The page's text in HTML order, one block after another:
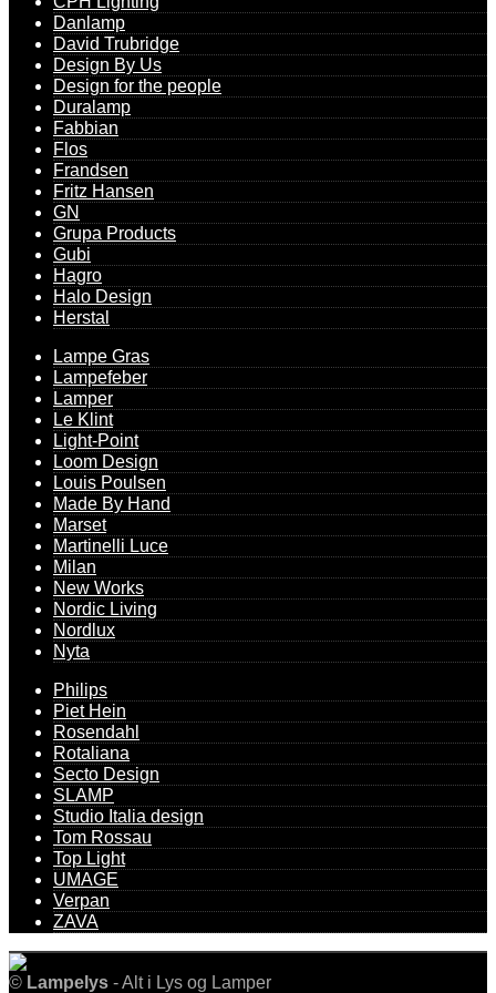
Danlamp
David Trubridge
Design By Us
Design for the people
Duralamp
Fabbian
Flos
Frandsen
Fritz Hansen
GN
Grupa Products
Gubi
Hagro
Halo Design
Herstal
Lampe Gras
Lampefeber
Lamper
Le Klint
Light-Point
Loom Design
Louis Poulsen
Made By Hand
Marset
Martinelli Luce
Milan
New Works
Nordic Living
Nordlux
Nyta
Philips
Piet Hein
Rosendahl
Rotaliana
Secto Design
SLAMP
Studio Italia design
Tom Rossau
Top Light
UMAGE
Verpan
ZAVA
© Lampelys - Alt i Lys og Lamper